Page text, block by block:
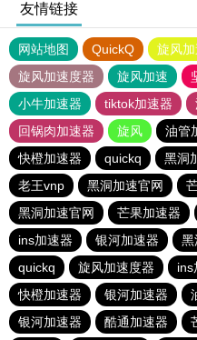
友情链接
网站地图 QuickQ 旋风
旋风加速度器
旋风加速
小牛加速器
tiktok加速器
回锅肉加速器
旋风 油管
快橙加速器
quickq 黑洞
老王vnp
黑洞加速官网
黑洞加速官网
芒果加速器
ins加速器
银河加速器 黑
quickq
旋风加速度器 ins
快橙加速器
银河加速器
银河加速器
酷通加速器